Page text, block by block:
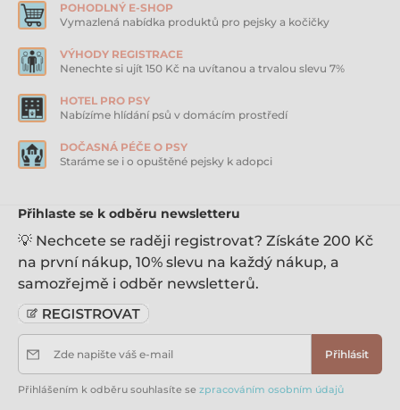
ruky a užijte si společně strávený čas.
Složení: 55% maso z lososa (40% sušený losos, 15%
(konzervovaný tokoferoly 7%), 5% šťáva z lososa, 4%
máta, 2% mrkev, 2% cizrna, 2% sušené jablko, 2% lněné
semínko, 1% lněný olej.
Jakostní znaky: hrubé proteiny 38%, vlhkost 10%, hrubé
2,8%, vápník 1,4%, fosfor 1,1%, omega-3 mastné kyseliny
0,8%, omega-6 mastné kyseliny 1,8%.
POHODLNÝ E-SHOP
Vymazlená nabídka produktů pro pejsky a kočičky
VÝHODY REGISTRACE
Nenechte si ujít 150 Kč na uvítanou a trvalou slevu 7%
HOTEL PRO PSY
Nabízíme hlídání psů v domácím prostředí
DOČASNÁ PÉČE O PSY
Staráme se i o opuštěné pejsky k adopci
Přihlaste se k odběru newsletteru
💡 Nechcete se raději registrovat? Získáte 200 Kč
na první nákup, 10% slevu na každý nákup, a
samozřejmě i odběr newsletterů.
Zde napište váš e-mail Přihlásit
Přihlášením k odběru souhlasíte se zpracováním osobním údajů